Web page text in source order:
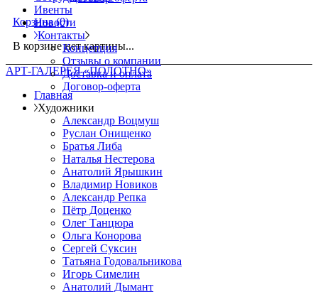
Корзина (0)
В корзине нет картины...
АРТ-ГАЛЕРЕЯ «ПОЛОТНО»
Главная
Художники
Александр Воцмуш
Руслан Онищенко
Братья Либа
Наталья Нестерова
Анатолий Ярышкин
Владимир Новиков
Александр Репка
Пётр Доценко
Олег Танцюра
Ольга Конорова
Сергей Суксин
Татьяна Годовальникова
Игорь Симелин
Анатолий Дымант
Ивенты
Новости
Контакты
Концепция
Отзывы о компании
Доставка и оплата
Договор-оферта